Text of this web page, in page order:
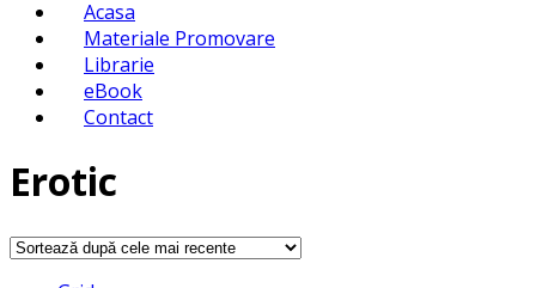
Acasa
Materiale Promovare
Librarie
eBook
Contact
Erotic